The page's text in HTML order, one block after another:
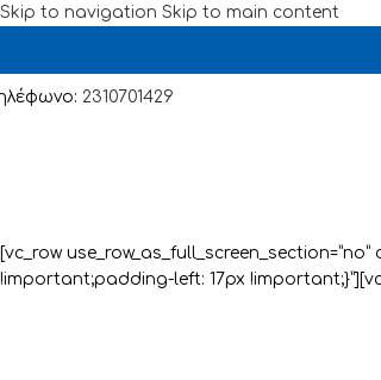
Skip to navigation Skip to main content
2310701429
[vc_row
!important;padding-left: 17px